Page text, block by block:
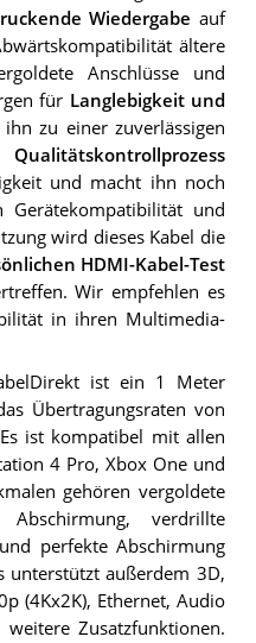
Wiedergabe auf
ältere
Anschlüsse und
für Langlebigkeit und
zu einer zuverlässigen
Qualitätskontrollprozess
und macht ihn noch
und
wird dieses Kabel die
HDMI-Kabel-Test
Wir empfehlen es
in ihren Multimedia-
ist ein 1 Meter
Übertragungsraten von
ist kompatibel mit allen
4 Pro, Xbox One und
gehören vergoldete
Abschirmung, verdrillte
perfekte Abschirmung
unterstützt außerdem 3D,
(4Kx2K), Ethernet, Audio
weitere Zusatzfunktionen.